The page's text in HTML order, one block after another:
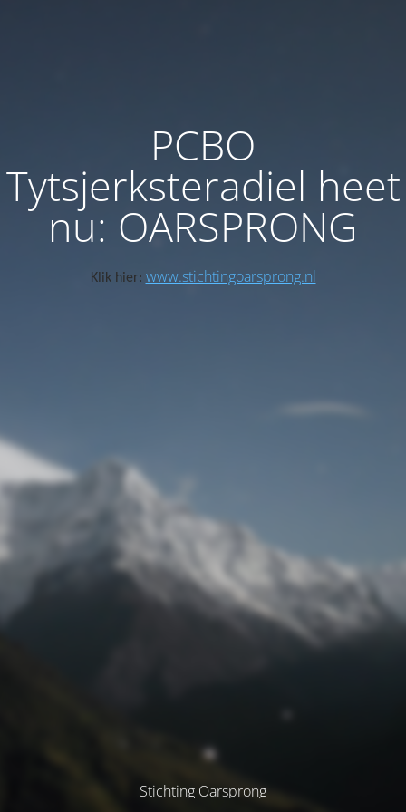
PCBO
Tytsjerksteradiel heet
nu: OARSPRONG
Klik hier: www.stichtingoarsprong.nl
Stichting Oarsprong